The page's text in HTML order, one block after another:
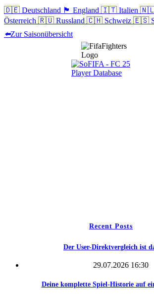
🇩🇪 Deutschland 🏴󠁧󠁢󠁥󠁮󠁧󠁿 England 🇮🇹 Italien
Österreich 🇷🇺 Russland 🇨🇭 Schweiz 🇪🇸
⬅️Zur Saisonübersicht
Recent Posts
Der User-Direktvergleich ist
29.07.2026 16:30
Deine komplette Spiel-Historie auf